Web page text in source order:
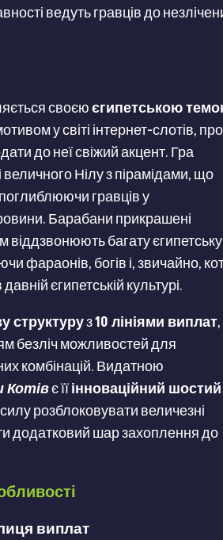
ведуть гравців до
своєюєгипетською
у світі інтернет-слотів,
до неї свіжий акцент. Гра
величного Нілу з пірамідами, що
гравців у
Барабани прикрашені
віддзвонюють багату єгипетську
фараонів, богів і, звичайно,
єгипетській культурі.
структуруз10 лініями виплат,
безліч можливостей для
комбінацій. Видатною
Котівє їїінноваційний шостий
розблоковувати величезні
додатковий шар захоплення до
виплат